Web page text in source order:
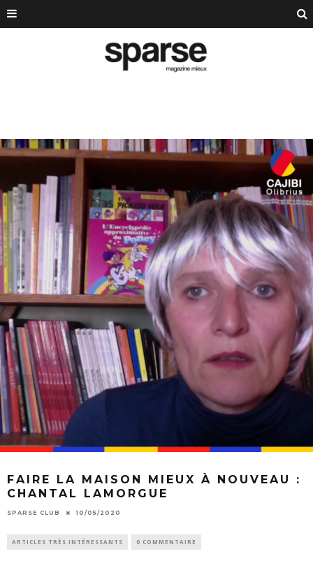
FAIRE LA MAISON MIEUX À NOUVEAU :
CHANTAL LAMORGUE
SPARSE CLUB 10/05/2020
ARTICLES TRÈS INTÉRESSANTS 0 COMMENTAIRE